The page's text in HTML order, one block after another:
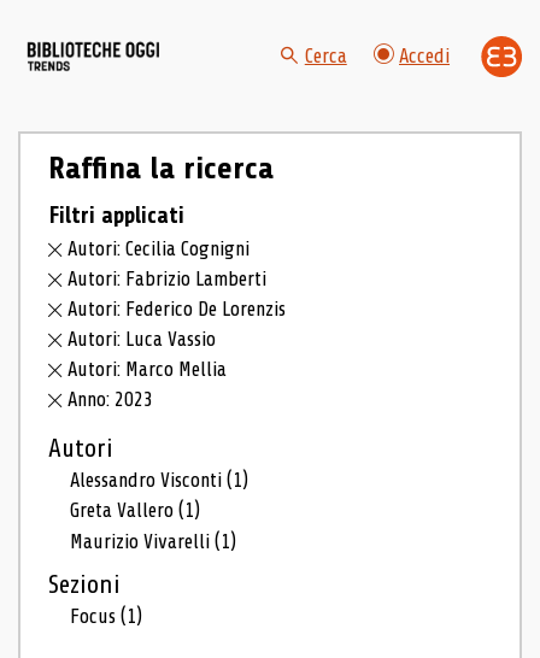
Cerca Accedi
Raffina la ricerca
Filtri applicati
Autori: Cecilia Cognigni
Autori: Fabrizio Lamberti
Autori: Federico De Lorenzis
Autori: Luca Vassio
Autori: Marco Mellia
Anno: 2023
Autori
Alessandro Visconti(1)
Greta Vallero(1)
Maurizio Vivarelli(1)
Sezioni
Focus(1)